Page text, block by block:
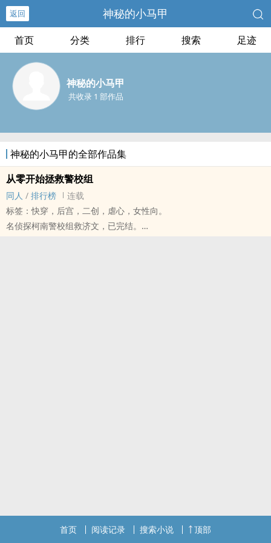
返回 神秘的小马甲
首页 分类 排行 搜索 足迹
神秘的小马甲
共收录 1 部作品
神秘的小马甲的全部作品集
从零开始拯救警校组
同人 / 排行榜
连载
标签：快穿，后宫，二创，虐心，女性向。
名侦探柯南警校组救济文，已完结。
首页 阅读记录 搜索小说 顶部